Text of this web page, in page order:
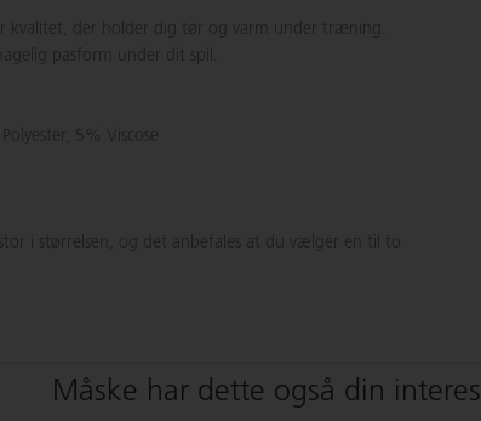
kvalitet, der holder dig tør og varm under træning.
pasform under dit spil.
5% Viscose
stor i størrelsen, og det anbefales at du vælger en til to
Måske har dette også din